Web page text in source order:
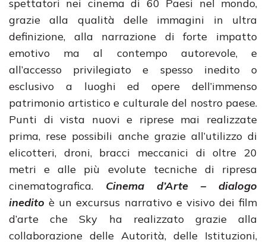
spettatori nei cinema di 60 Paesi nel mondo,
grazie alla qualità delle immagini in ultra
definizione, alla narrazione di forte impatto
emotivo ma al contempo autorevole, e
all’accesso privilegiato e spesso inedito o
esclusivo a luoghi ed opere dell’immenso
patrimonio artistico e culturale del nostro paese.
Punti di vista nuovi e riprese mai realizzate
prima, rese possibili anche grazie all’utilizzo di
elicotteri, droni, bracci meccanici di oltre 20
metri e alle più evolute tecniche di ripresa
cinematografica. Cinema d’Arte – dialogo
inedito è un excursus narrativo e visivo dei film
d’arte che Sky ha realizzato grazie alla
collaborazione delle Autorità, delle Istituzioni,